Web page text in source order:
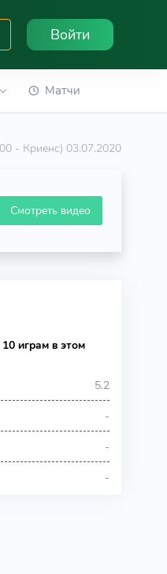
Войти
Матчи
- Криенс) 03.07.2020
Смотреть видео
играм в этом
5.2
-
-
-